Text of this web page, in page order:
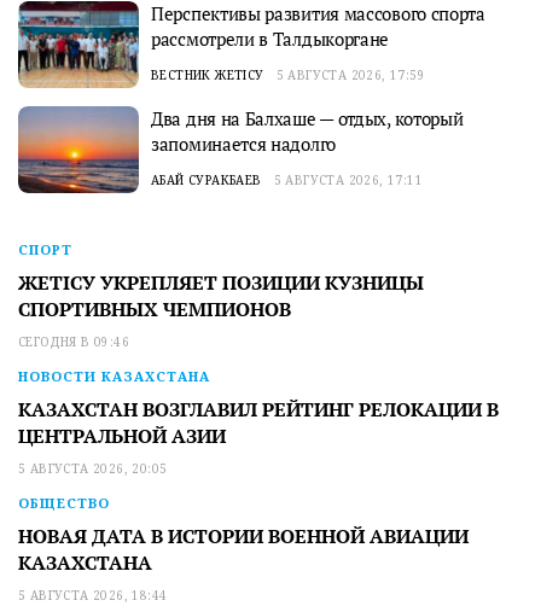
Перспективы развития массового спорта
рассмотрели в Талдыкоргане
ВЕСТНИК ЖЕТІСУ 5 АВГУСТА 2026, 17:59
Два дня на Балхаше — отдых, который
запоминается надолго
АБАЙ СУРАКБАЕВ 5 АВГУСТА 2026, 17:11
СПОРТ
ЖЕТІСУ УКРЕПЛЯЕТ ПОЗИЦИИ КУЗНИЦЫ
СПОРТИВНЫХ ЧЕМПИОНОВ
СЕГОДНЯ В 09:46
НОВОСТИ КАЗАХСТАНА
КАЗАХСТАН ВОЗГЛАВИЛ РЕЙТИНГ РЕЛОКАЦИИ В
ЦЕНТРАЛЬНОЙ АЗИИ
5 АВГУСТА 2026, 20:05
ОБЩЕСТВО
НОВАЯ ДАТА В ИСТОРИИ ВОЕННОЙ АВИАЦИИ
КАЗАХСТАНА
5 АВГУСТА 2026, 18:44